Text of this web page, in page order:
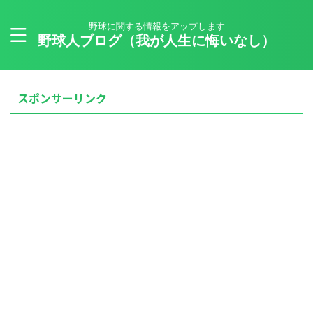
野球に関する情報をアップします
野球人ブログ（我が人生に悔いなし）
スポンサーリンク